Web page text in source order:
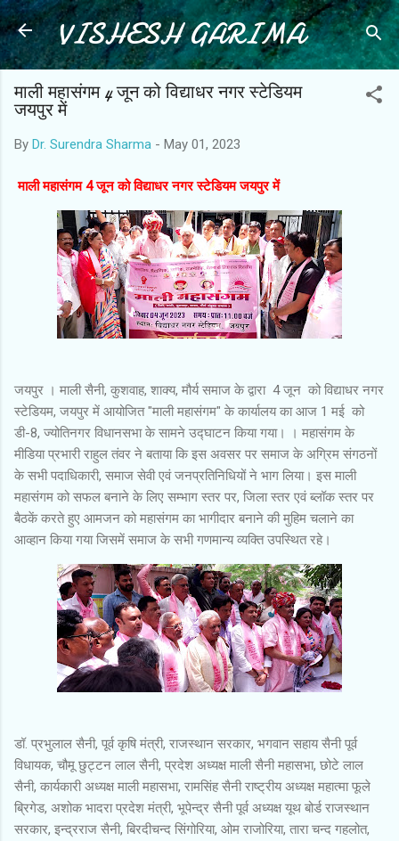
Skip to main content
VISHESH GARIMA
माली महासंगम 4 जून को विद्याधर नगर स्टेडियम
जयपुर में
By Dr. Surendra Sharma - May 01, 2023
माली महासंगम 4 जून को विद्याधर नगर स्टेडियम जयपुर में
जयपुर । माली सैनी, कुशवाह, शाक्य, मौर्य समाज के द्वारा 4 जून को विद्याधर नगर
स्टेडियम, जयपुर में आयोजित "माली महासंगम" के कार्यालय का आज 1 मई को
डी-8, ज्योतिनगर विधानसभा के सामने उद्घाटन किया गया। । महासंगम के
मीडिया प्रभारी राहुल तंवर ने बताया कि इस अवसर पर समाज के अग्रिम संगठनों
के सभी पदाधिकारी, समाज सेवी एवं जनप्रतिनिधियों ने भाग लिया। इस माली
महासंगम को सफल बनाने के लिए सम्भाग स्तर पर, जिला स्तर एवं ब्लॉक स्तर पर
बैठकें करते हुए आमजन को महासंगम का भागीदार बनाने की मुहिम चलाने का
आव्हान किया गया जिसमें समाज के सभी गणमान्य व्यक्ति उपस्थित रहे।
डॉ. प्रभुलाल सैनी, पूर्व कृषि मंत्री, राजस्थान सरकार, भगवान सहाय सैनी पूर्व
विधायक, चौमू छुट्टन लाल सैनी, प्रदेश अध्यक्ष माली सैनी महासभा, छोटे लाल
सैनी, कार्यकारी अध्यक्ष माली महासभा, रामसिंह सैनी राष्ट्रीय अध्यक्ष महात्मा फूले
ब्रिगेड, अशोक भादरा प्रदेश मंत्री, भूपेन्द्र सैनी पूर्व अध्यक्ष यूथ बोर्ड राजस्थान
सरकार, इन्द्रराज सैनी, बिरदीचन्द सिंगोरिया, ओम राजोरिया, तारा चन्द गहलोत,